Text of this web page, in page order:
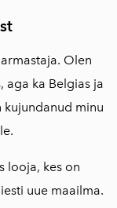
Olen
aga ka Belgias ja
kujundanud minu
looja, kes on
uue maailma.